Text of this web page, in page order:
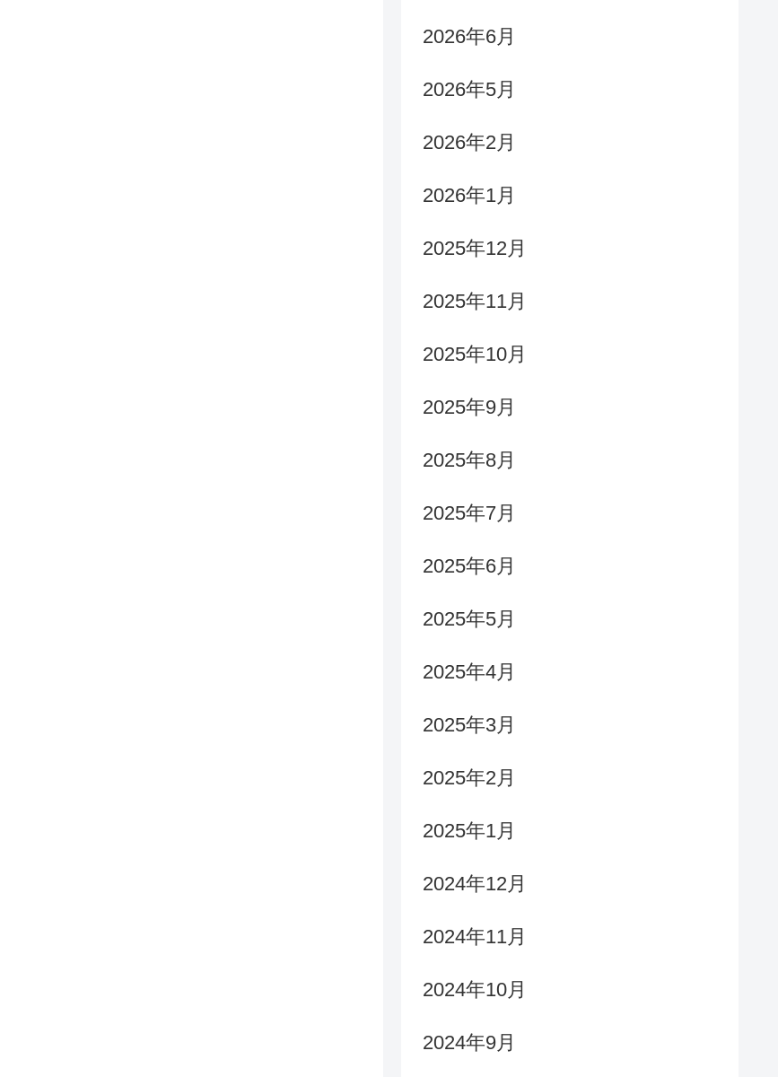
2026年6月
2026年5月
2026年2月
2026年1月
2025年12月
2025年11月
2025年10月
2025年9月
2025年8月
2025年7月
2025年6月
2025年5月
2025年4月
2025年3月
2025年2月
2025年1月
2024年12月
2024年11月
2024年10月
2024年9月